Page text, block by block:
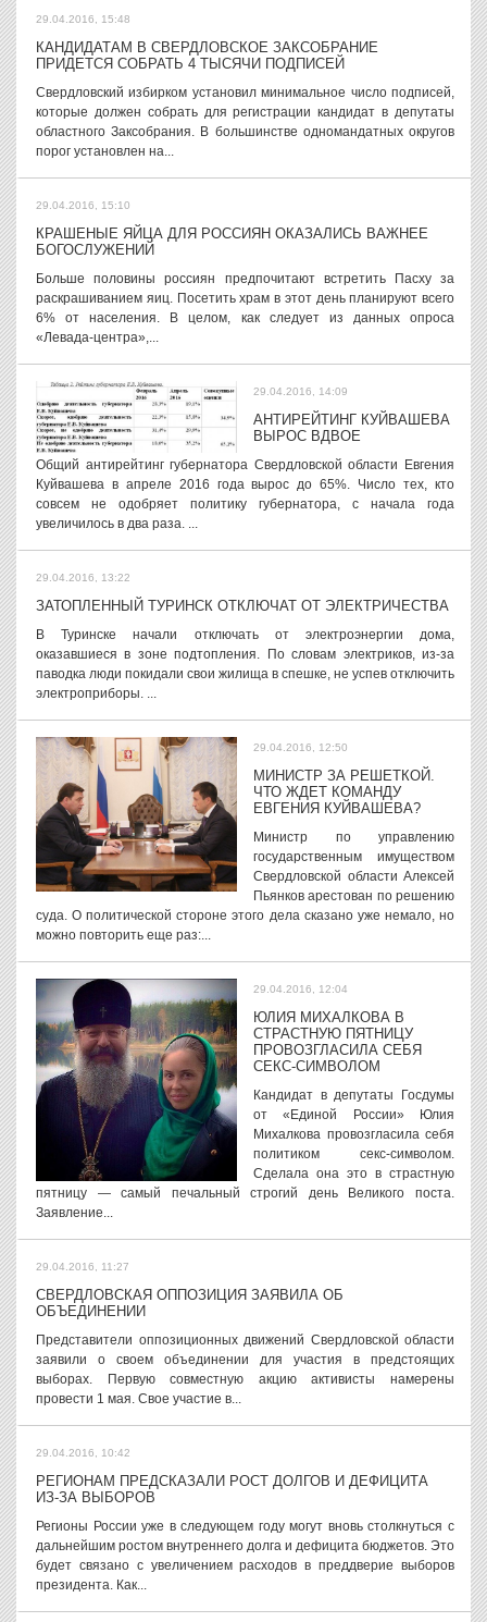
29.04.2016, 15:48
КАНДИДАТАМ В СВЕРДЛОВСКОЕ ЗАКСОБРАНИЕ
ПРИДЕТСЯ СОБРАТЬ 4 ТЫСЯЧИ ПОДПИСЕЙ
Свердловский избирком установил минимальное число подписей,
которые должен собрать для регистрации кандидат в депутаты
областного Заксобрания. В большинстве одномандатных округов
порог установлен на...
29.04.2016, 15:10
КРАШЕНЫЕ ЯЙЦА ДЛЯ РОССИЯН ОКАЗАЛИСЬ ВАЖНЕЕ
БОГОСЛУЖЕНИЙ
Больше половины россиян предпочитают встретить Пасху за
раскрашиванием яиц. Посетить храм в этот день планируют всего
6% от населения. В целом, как следует из данных опроса
«Левада-центра»,...
29.04.2016, 14:09
АНТИРЕЙТИНГ КУЙВАШЕВА
ВЫРОС ВДВОЕ
Общий антирейтинг губернатора Свердловской области Евгения
Куйвашева в апреле 2016 года вырос до 65%. Число тех, кто
совсем не одобряет политику губернатора, с начала года
увеличилось в два раза. ...
29.04.2016, 13:22
ЗАТОПЛЕННЫЙ ТУРИНСК ОТКЛЮЧАТ ОТ ЭЛЕКТРИЧЕСТВА
В Туринске начали отключать от электроэнергии дома,
оказавшиеся в зоне подтопления. По словам электриков, из-за
паводка люди покидали свои жилища в спешке, не успев отключить
электроприборы. ...
29.04.2016, 12:50
МИНИСТР ЗА РЕШЕТКОЙ.
ЧТО ЖДЕТ КОМАНДУ
ЕВГЕНИЯ КУЙВАШЕВА?
Министр по управлению
государственным имуществом
Свердловской области Алексей
Пьянков арестован по решению
суда. О политической стороне этого дела сказано уже немало, но
можно повторить еще раз:...
29.04.2016, 12:04
ЮЛИЯ МИХАЛКОВА В
СТРАСТНУЮ ПЯТНИЦУ
ПРОВОЗГЛАСИЛА СЕБЯ
СЕКС-СИМВОЛОМ
Кандидат в депутаты Госдумы
от «Единой России» Юлия
Михалкова провозгласила себя
политиком секс-символом.
Сделала она это в страстную
пятницу — самый печальный строгий день Великого поста.
Заявление...
29.04.2016, 11:27
СВЕРДЛОВСКАЯ ОППОЗИЦИЯ ЗАЯВИЛА ОБ
ОБЪЕДИНЕНИИ
Представители оппозиционных движений Свердловской области
заявили о своем объединении для участия в предстоящих
выборах. Первую совместную акцию активисты намерены
провести 1 мая. Свое участие в...
29.04.2016, 10:42
РЕГИОНАМ ПРЕДСКАЗАЛИ РОСТ ДОЛГОВ И ДЕФИЦИТА
ИЗ-ЗА ВЫБОРОВ
Регионы России уже в следующем году могут вновь столкнуться с
дальнейшим ростом внутреннего долга и дефицита бюджетов. Это
будет связано с увеличением расходов в преддверие выборов
президента. Как...